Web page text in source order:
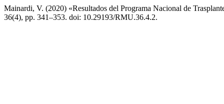
Mainardi, V. (2020) «Resultados del Programa Nacional de
36(4), pp. 341–353. doi: 10.29193/RMU.36.4.2.